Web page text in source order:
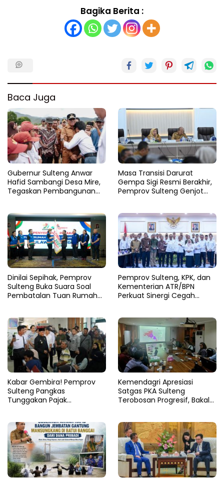
Bagika Berita :
Baca Juga
Gubernur Sulteng Anwar
Hafid Sambangi Desa Mire,
Tegaskan Pembangunan
Masa Transisi Darurat
Gempa Sigi Resmi Berakhir,
Pemprov Sulteng Genjot
Dinilai Sepihak, Pemprov
Sulteng Buka Suara Soal
Pembatalan Tuan Rumah
Pemprov Sulteng, KPK, dan
Kementerian ATR/BPN
Perkuat Sinergi Cegah
Kabar Gembira! Pemprov
Sulteng Pangkas
Tunggakan Pajak
Kemendagri Apresiasi
Satgas PKA Sulteng
Terobosan Progresif, Bakal